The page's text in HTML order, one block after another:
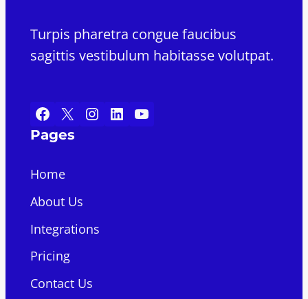
Turpis pharetra congue faucibus
sagittis vestibulum habitasse volutpat.
Facebook X Instagram LinkedIn YouTube
Pages
Home
About Us
Integrations
Pricing
Contact Us